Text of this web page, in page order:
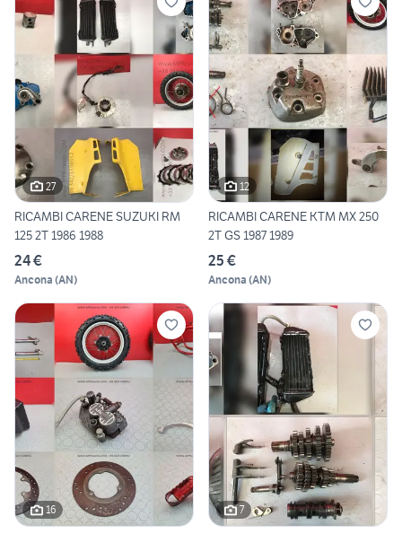
27
RICAMBI CARENE SUZUKI RM
125 2T 1986 1988
24 €
Ancona (AN)
12
RICAMBI CARENE KTM MX 250
2T GS 1987 1989
25 €
Ancona (AN)
16 7